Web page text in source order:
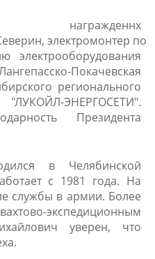
электромонтер по
электрооборудования
Покачевская
регионального
ЭНЕРГОСЕТИ".
Президента
в Челябинской
с 1981 года. На
службы в армии. Более
экспедиционным
уверен, что